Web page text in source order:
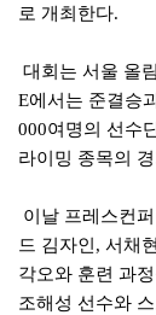
로 개최한다.
대회는 서울 올
E에서는 준결승
000여명의 선수
라이밍 종목의
이날 프레스컨
드 김자인, 서채현
각오와 훈련 과
조해성 선수와